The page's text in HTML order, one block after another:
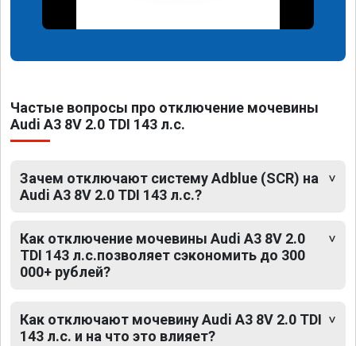
Частые вопросы про отключение мочевины
Audi A3 8V 2.0 TDI 143 л.с.
Зачем отключают систему Adblue (SCR) на
Audi A3 8V 2.0 TDI 143 л.с.?
Как отключение мочевины Audi A3 8V 2.0
TDI 143 л.с.позволяет сэкономить до 300
000+ рублей?
Как отключают мочевину Audi A3 8V 2.0 TDI
143 л.с. и на что это влияет?